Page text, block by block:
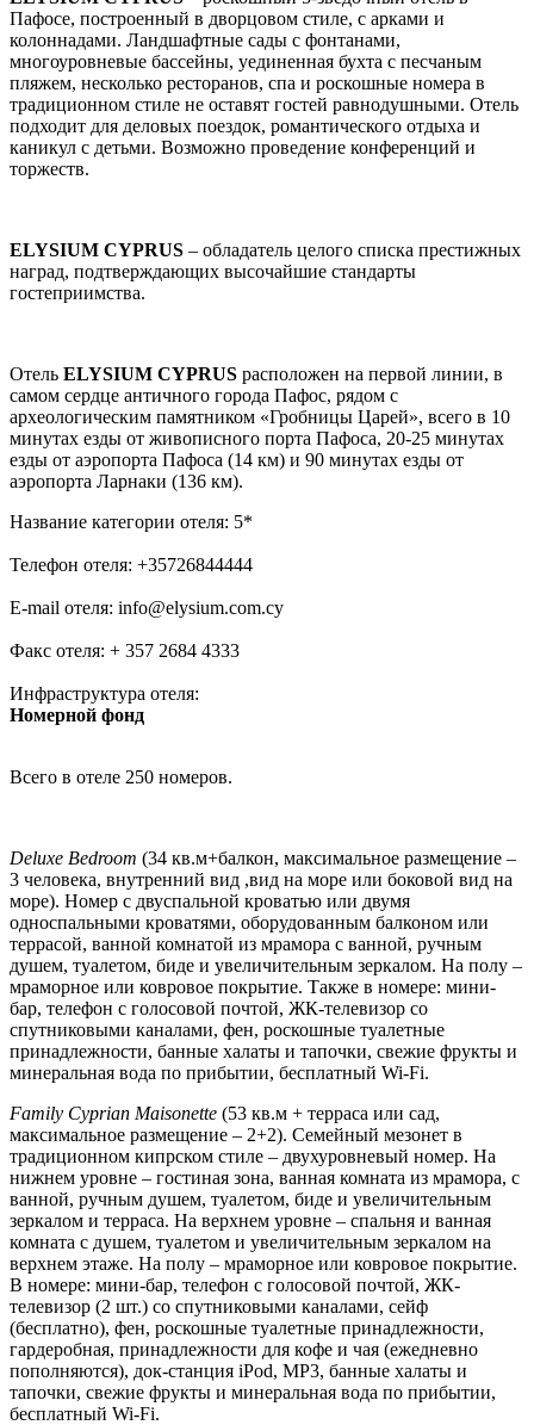
Пафосе, построенный в дворцовом стиле, с арками и
колоннадами. Ландшафтные сады с фонтанами,
многоуровневые бассейны, уединенная бухта с песчаным
пляжем, несколько ресторанов, спа и роскошные номера в
традиционном стиле не оставят гостей равнодушными. Отель
подходит для деловых поездок, романтического отдыха и
каникул с детьми. Возможно проведение конференций и
торжеств.
ELYSIUM CYPRUS – обладатель целого списка престижных
наград, подтверждающих высочайшие стандарты
гостеприимства.
Отель ELYSIUM CYPRUS расположен на первой линии, в
самом сердце античного города Пафос, рядом с
археологическим памятником «Гробницы Царей», всего в 10
минутах езды от живописного порта Пафоса, 20-25 минутах
езды от аэропорта Пафоса (14 км) и 90 минутах езды от
аэропорта Ларнаки (136 км).
Название категории отеля: 5*
Телефон отеля: +35726844444
E-mail отеля: info@elysium.com.cy
Факс отеля: + 357 2684 4333
Инфраструктура отеля:
Номерной фонд
Всего в отеле 250 номеров.
Deluxe Bedroom (34 кв.м+балкон, максимальное размещение –
3 человека, внутренний вид ,вид на море или боковой вид на
море). Номер с двуспальной кроватью или двумя
односпальными кроватями, оборудованным балконом или
террасой, ванной комнатой из мрамора с ванной, ручным
душем, туалетом, биде и увеличительным зеркалом. На полу –
мраморное или ковровое покрытие. Также в номере: мини-
бар, телефон с голосовой почтой, ЖК-телевизор со
спутниковыми каналами, фен, роскошные туалетные
принадлежности, банные халаты и тапочки, свежие фрукты и
минеральная вода по прибытии, бесплатный Wi-Fi.
Family Cyprian Maisonette (53 кв.м + терраса или сад,
максимальное размещение – 2+2). Семейный мезонет в
традиционном кипрском стиле – двухуровневый номер. На
нижнем уровне – гостиная зона, ванная комната из мрамора, с
ванной, ручным душем, туалетом, биде и увеличительным
зеркалом и терраса. На верхнем уровне – спальня и ванная
комната с душем, туалетом и увеличительным зеркалом на
верхнем этаже. На полу – мраморное или ковровое покрытие.
В номере: мини-бар, телефон с голосовой почтой, ЖК-
телевизор (2 шт.) со спутниковыми каналами, сейф
(бесплатно), фен, роскошные туалетные принадлежности,
гардеробная, принадлежности для кофе и чая (ежедневно
пополняются), док-станция iPod, MP3, банные халаты и
тапочки, свежие фрукты и минеральная вода по прибытии,
бесплатный Wi-Fi.